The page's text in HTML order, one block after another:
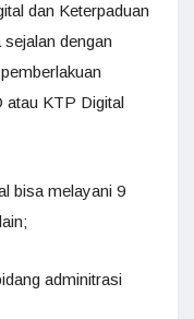
dan Keterpaduan
dengan
atau KTP Digital
bisa melayani 9
adminitrasi